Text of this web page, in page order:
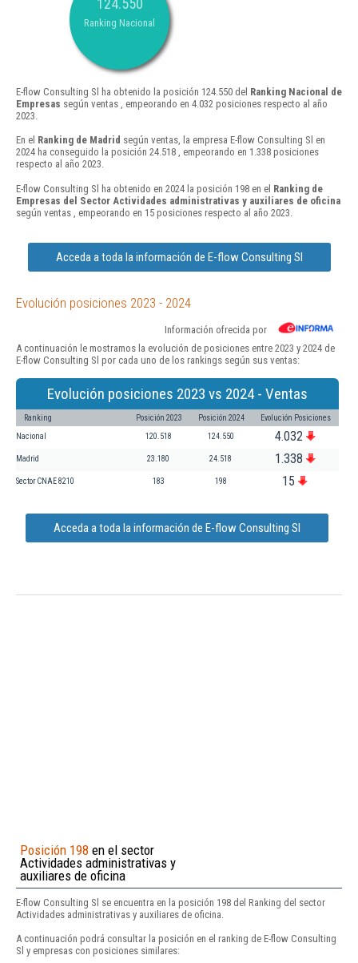
124.550
Ranking Nacional
E-flow Consulting Sl ha obtenido la posición 124.550 del Ranking Nacional de
Empresas según ventas , empeorando en 4.032 posiciones respecto al año
2023.
En el Ranking de Madrid según ventas, la empresa E-flow Consulting Sl en
2024 ha conseguido la posición 24.518 , empeorando en 1.338 posiciones
respecto al año 2023.
E-flow Consulting Sl ha obtenido en 2024 la posición 198 en el Ranking de
Empresas del Sector Actividades administrativas y auxiliares de oficina
según ventas , empeorando en 15 posiciones respecto al año 2023.
Acceda a toda la información de E-flow Consulting Sl
Evolución posiciones 2023 - 2024
Información ofrecida por
A continuación le mostramos la evolución de posiciones entre 2023 y 2024 de
E-flow Consulting Sl por cada uno de los rankings según sus ventas:
Evolución posiciones 2023 vs 2024 - Ventas
Ranking Posición 2023 Posición 2024 Evolución Posiciones
Nacional 120.518 124.550 4.032
Madrid 23.180 24.518 1.338
Sector CNAE 8210 183 198 15
Acceda a toda la información de E-flow Consulting Sl
Posición 198 en el sector
Actividades administrativas y
auxiliares de oficina
E-flow Consulting Sl se encuentra en la posición 198 del Ranking del sector
Actividades administrativas y auxiliares de oficina.
A continuación podrá consultar la posición en el ranking de E-flow Consulting
Sl y empresas con posiciones similares: